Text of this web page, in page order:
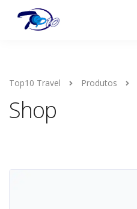
Top10 Travel Produtos
Shop